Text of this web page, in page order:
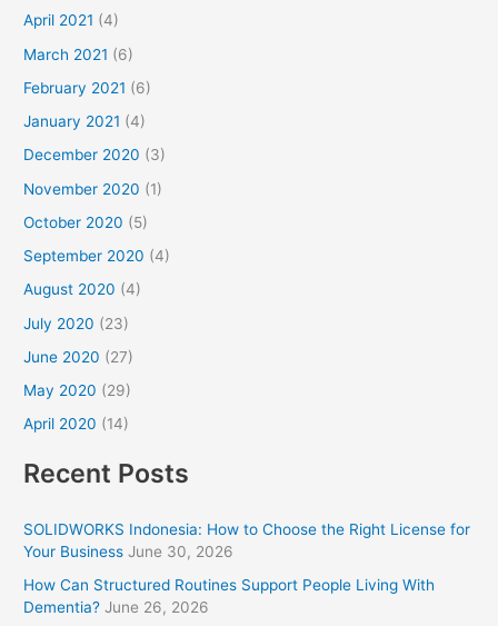
April 2021 (4)
March 2021 (6)
February 2021 (6)
January 2021 (4)
December 2020 (3)
November 2020 (1)
October 2020 (5)
September 2020 (4)
August 2020 (4)
July 2020 (23)
June 2020 (27)
May 2020 (29)
April 2020 (14)
Recent Posts
SOLIDWORKS Indonesia: How to Choose the Right License for
Your Business June 30, 2026
How Can Structured Routines Support People Living With
Dementia? June 26, 2026